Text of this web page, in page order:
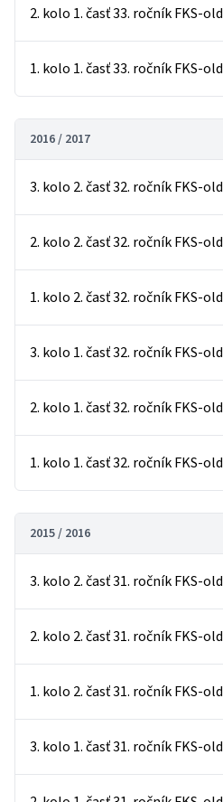
2. kolo 1. časť 33. ročník FKS-old
1. kolo 1. časť 33. ročník FKS-old
2016 / 2017
3. kolo 2. časť 32. ročník FKS-old
2. kolo 2. časť 32. ročník FKS-old
1. kolo 2. časť 32. ročník FKS-old
3. kolo 1. časť 32. ročník FKS-old
2. kolo 1. časť 32. ročník FKS-old
1. kolo 1. časť 32. ročník FKS-old
2015 / 2016
3. kolo 2. časť 31. ročník FKS-old
2. kolo 2. časť 31. ročník FKS-old
1. kolo 2. časť 31. ročník FKS-old
3. kolo 1. časť 31. ročník FKS-old